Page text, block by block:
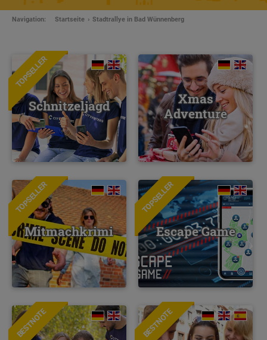
Navigation: Startseite Stadtrallye in Bad Wünnenberg
TOPSELLER
Schnitzeljagd
Xmas
Adventure
TOPSELLER
Mitmachkrimi
NEU
TOPSELLER
Escape Game
BESTNOTE BESTNOTE